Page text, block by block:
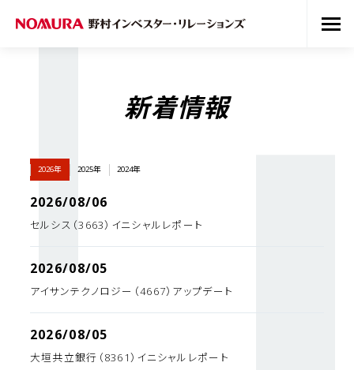
新着情報
2026年 2025年 2024年
2026/08/06
セルシス（3663）イニシャルレポート
2026/08/05
アイサンテクノロジー（4667）アップデート
2026/08/05
大垣共立銀行（8361）イニシャルレポート